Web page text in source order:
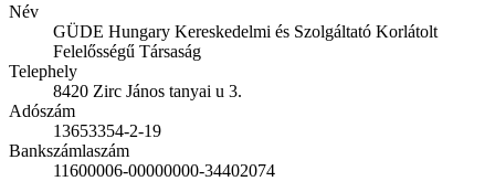
Név
GÜDE Hungary Kereskedelmi és Szolgáltató Korlátolt
Felelősségű Társaság
Telephely
8420 Zirc János tanyai u 3.
Adószám
13653354-2-19
Bankszámlaszám
11600006-00000000-34402074